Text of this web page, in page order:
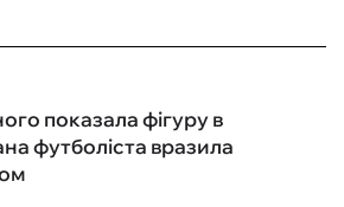
показала фігуру в
футболіста вразила